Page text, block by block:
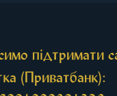
підтримати
(Приватбанк):